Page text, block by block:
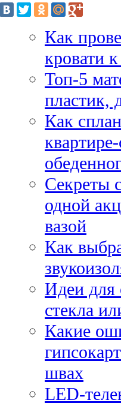
Как
кровати
Топ-5
пластик,
Как
Секреты
одной
вазой
Как
Идеи для
стекла
Какие
швах
LED-